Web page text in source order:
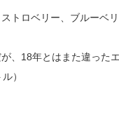
トロベリー、ブルーベ
、18年とはまた違った
）